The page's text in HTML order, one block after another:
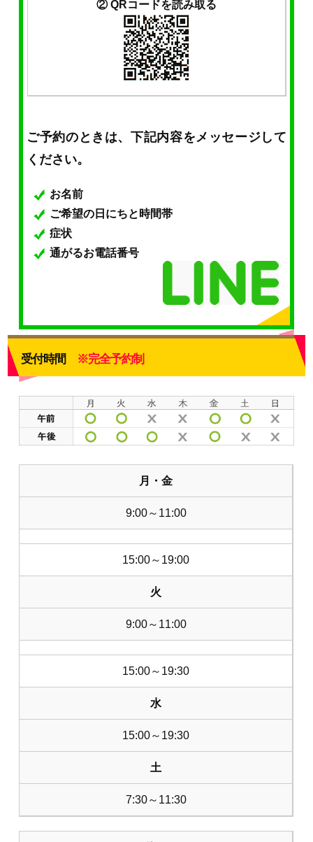
② QRコードを読み取る
ご予約のときは、下記内容をメッセージして
ください。
お名前
ご希望の日にちと時間帯
症状
通がるお電話番号
受付時間 ※完全予約制
月・金
9:00～11:00
15:00～19:00
火
9:00～11:00
15:00～19:30
水
15:00～19:30
土
7:30～11:30